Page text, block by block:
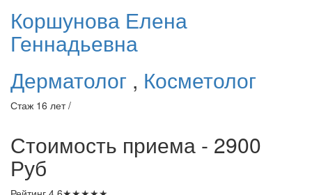
Коршунова Елена
Геннадьевна
Дерматолог , Косметолог
Стаж 16 лет /
Стоимость приема - 2900
Руб